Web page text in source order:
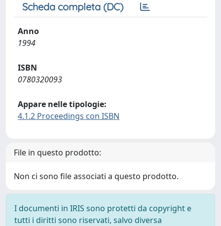
Scheda completa (DC)
Anno
1994
ISBN
0780320093
Appare nelle tipologie:
4.1.2 Proceedings con ISBN
File in questo prodotto:
Non ci sono file associati a questo prodotto.
I documenti in IRIS sono protetti da copyright e
tutti i diritti sono riservati, salvo diversa